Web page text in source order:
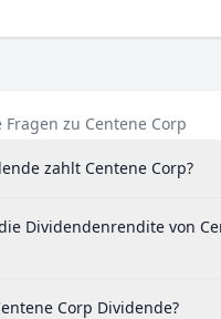
zu Centene Corp
zahlt Centene Corp?
Dividendenrendite von
Corp Dividende?